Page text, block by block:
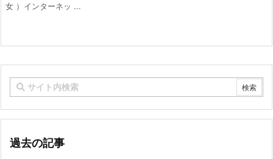
女 ）インターネッ ...
過去の記事